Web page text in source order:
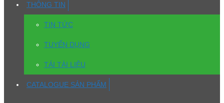
THÔNG TIN
TIN TỨC
TUYỂN DỤNG
TẢI TÀI LIỆU
CATALOGUE SẢN PHẨM